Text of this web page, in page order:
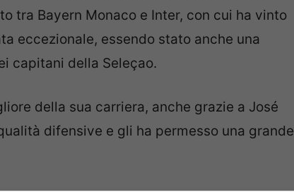
tra Bayern Monaco e Inter, con cui ha vinto
eccezionale, essendo stato anche una
capitani della Seleçao.
della sua carriera, anche grazie a José
difensive e gli ha permesso una grande